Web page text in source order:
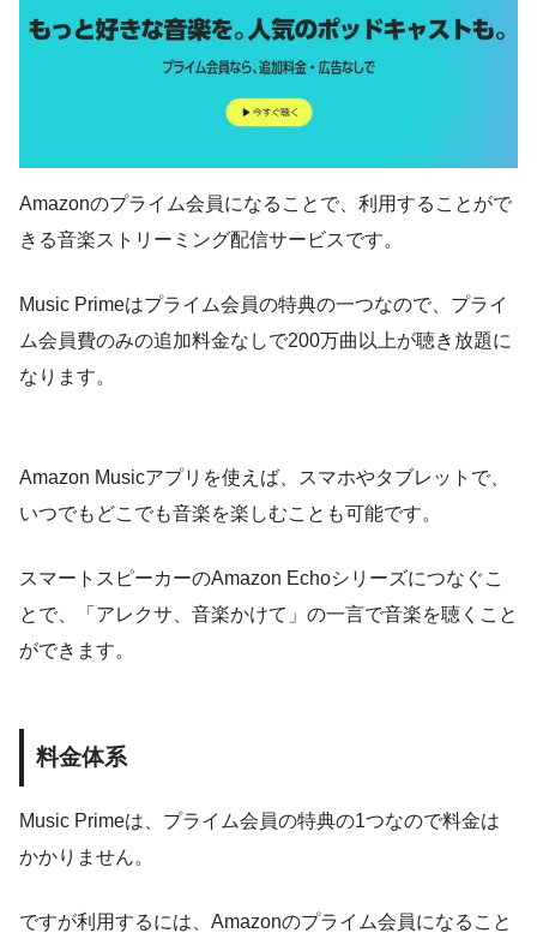
Amazonのプライム会員になることで、利用することがで
きる音楽ストリーミング配信サービスです。
Music Primeはプライム会員の特典の一つなので、プライ
ム会員費のみの追加料金なしで200万曲以上が聴き放題に
なります。
Amazon Musicアプリを使えば、スマホやタブレットで、
いつでもどこでも音楽を楽しむことも可能です。
スマートスピーカーのAmazon Echoシリーズにつなぐこ
とで、「アレクサ、音楽かけて」の一言で音楽を聴くこと
ができます。
料金体系
Music Primeは、プライム会員の特典の1つなので料金は
かかりません。
ですが利用するには、Amazonのプライム会員になること